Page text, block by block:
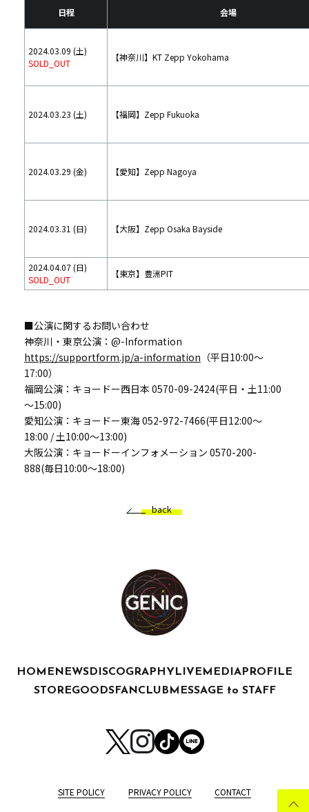
日程 会場
2024.03.09 (土)
SOLD_OUT
【神奈川】KT Zepp Yokohama
2024.03.23 (土) 【福岡】Zepp Fukuoka
2024.03.29 (金) 【愛知】Zepp Nagoya
2024.03.31 (日) 【大阪】Zepp Osaka Bayside
2024.04.07 (日)
SOLD_OUT
【東京】豊洲PIT
■公演に関するお問い合わせ
神奈川・東京公演：@-Information
https://supportform.jp/a-information （平日10:00～
17:00）
福岡公演：キョードー西日本 0570-09-2424(平日・土11:00
～15:00)
愛知公演：キョードー東海 052-972-7466(平日12:00～
18:00 / 土10:00～13:00)
大阪公演：キョードーインフォメーション 0570-200-
888(毎日10:00～18:00)
back
HOME NEWS DISCOGRAPHY LIVE MEDIA PROFILE
STOREGOODSFANCLUB MESSAGE to STAFF
SITE POLICY PRIVACY POLICY CONTACT